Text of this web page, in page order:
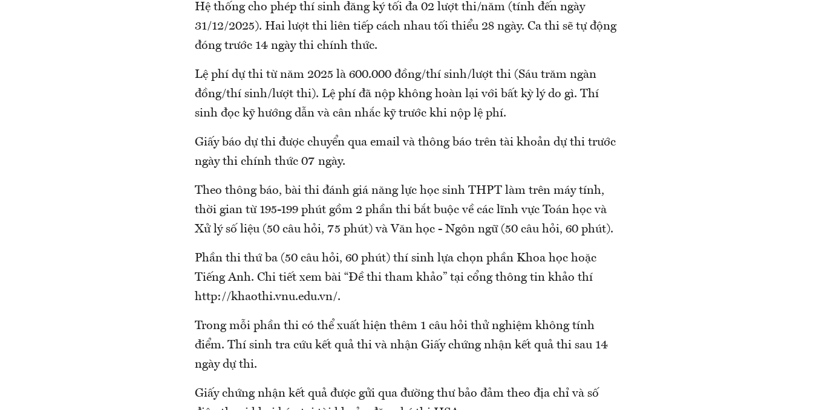
Hệ thống cho phép thí sinh đăng ký tối đa 02 lượt thi/năm (tính đến ngày
31/12/2025). Hai lượt thi liên tiếp cách nhau tối thiểu 28 ngày. Ca thi sẽ tự động
đóng trước 14 ngày thi chính thức.
Lệ phí dự thi từ năm 2025 là 600.000 đồng/thí sinh/lượt thi (Sáu trăm ngàn
đồng/thí sinh/lượt thi). Lệ phí đã nộp không hoàn lại với bất kỳ lý do gì. Thí
sinh đọc kỹ hướng dẫn và cân nhắc kỹ trước khi nộp lệ phí.
Giấy báo dự thi được chuyển qua email và thông báo trên tài khoản dự thi trước
ngày thi chính thức 07 ngày.
Theo thông báo, bài thi đánh giá năng lực học sinh THPT làm trên máy tính,
thời gian từ 195-199 phút gồm 2 phần thi bắt buộc về các lĩnh vực Toán học và
Xử lý số liệu (50 câu hỏi, 75 phút) và Văn học - Ngôn ngữ (50 câu hỏi, 60 phút).
Phần thi thứ ba (50 câu hỏi, 60 phút) thí sinh lựa chọn phần Khoa học hoặc
Tiếng Anh. Chi tiết xem bài “Đề thi tham khảo” tại cổng thông tin khảo thí
http://khaothi.vnu.edu.vn/.
Trong mỗi phần thi có thể xuất hiện thêm 1 câu hỏi thử nghiệm không tính
điểm. Thí sinh tra cứu kết quả thi và nhận Giấy chứng nhận kết quả thi sau 14
ngày dự thi.
Giấy chứng nhận kết quả được gửi qua đường thư bảo đảm theo địa chỉ và số